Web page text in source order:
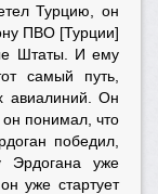
Турцию, он
ПВО [Турции]
Штаты. И ему
самый путь,
авиалиний. Он
понимал, что
победил,
уже
уже стартует